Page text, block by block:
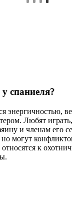
спаниеля?
энергичностью,
Любят
и членам его
могут
к